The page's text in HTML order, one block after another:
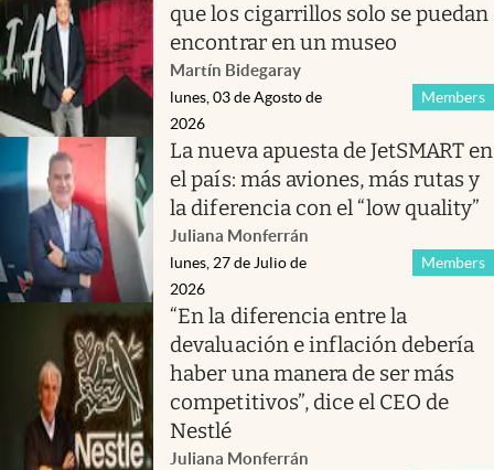
que los cigarrillos solo se puedan
encontrar en un museo
Martín Bidegaray
Members
lunes, 03 de Agosto de
2026
La nueva apuesta de JetSMART en
el país: más aviones, más rutas y
la diferencia con el “low quality”
Juliana Monferrán
Members
lunes, 27 de Julio de
2026
“En la diferencia entre la
devaluación e inflación debería
haber una manera de ser más
competitivos”, dice el CEO de
Nestlé
Juliana Monferrán